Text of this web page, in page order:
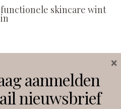
skincare wint
Facebook
aanmelden
nieuwsbrief
×